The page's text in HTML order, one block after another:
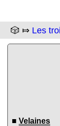
🎲 ⤇ Les
■ Velaines